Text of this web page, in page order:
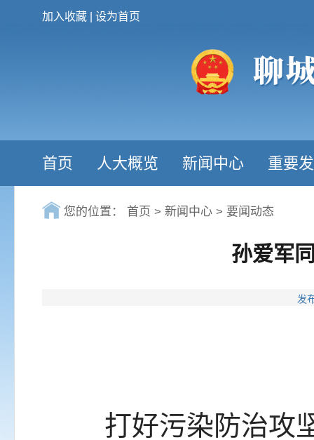
加入收藏 设为首页
首页 人大概览 新闻中心 重要
您的位置： 首页 > 新闻中心 > 要闻动态
孙爱军
发
打好污染防治攻坚